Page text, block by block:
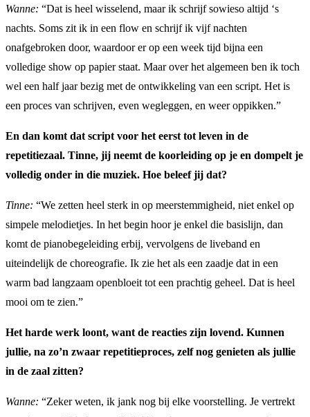
Wanne: “Dat is heel wisselend, maar ik schrijf sowieso altijd ‘s
nachts. Soms zit ik in een flow en schrijf ik vijf nachten
onafgebroken door, waardoor er op een week tijd bijna een
volledige show op papier staat. Maar over het algemeen ben ik toch
wel een half jaar bezig met de ontwikkeling van een script. Het is
een proces van schrijven, even wegleggen, en weer oppikken.”
En dan komt dat script voor het eerst tot leven in de
repetitiezaal. Tinne, jij neemt de koorleiding op je en dompelt je
volledig onder in die muziek. Hoe beleef jij dat?
Tinne: “We zetten heel sterk in op meerstemmigheid, niet enkel op
simpele melodietjes. In het begin hoor je enkel die basislijn, dan
komt de pianobegeleiding erbij, vervolgens de liveband en
uiteindelijk de choreografie. Ik zie het als een zaadje dat in een
warm bad langzaam openbloeit tot een prachtig geheel. Dat is heel
mooi om te zien.”
Het harde werk loont, want de reacties zijn lovend. Kunnen
jullie, na zo’n zwaar repetitieproces, zelf nog genieten als jullie
in de zaal zitten?
Wanne: “Zeker weten, ik jank nog bij elke voorstelling. Je vertrekt